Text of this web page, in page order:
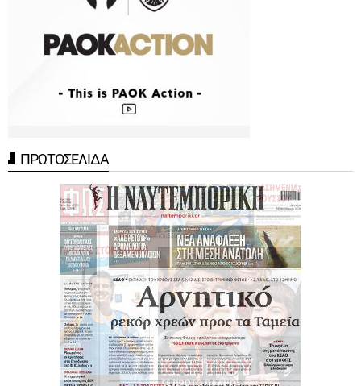
ΠΡΩΤΟΣΕΛΙΔΑ